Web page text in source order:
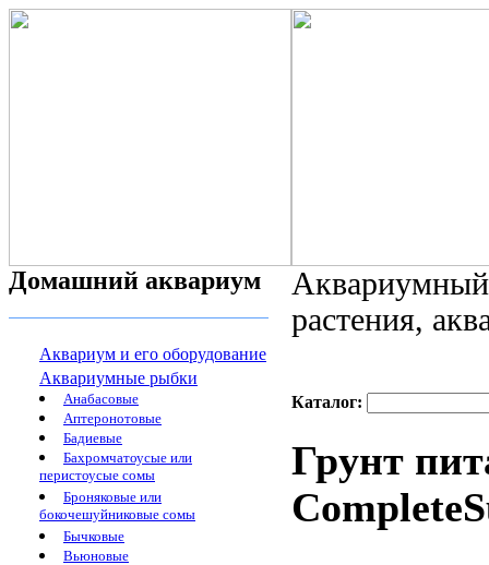
Домашний аквариум
Аквариум и его оборудование
Аквариумные рыбки
Анабасовые
Аптеронотовые
Бадиевые
Бахромчатоусые или
перистоусые сомы
Броняковые или
бокочешуйниковые сомы
Бычковые
Вьюновые
растения,
Каталог:
Грунт